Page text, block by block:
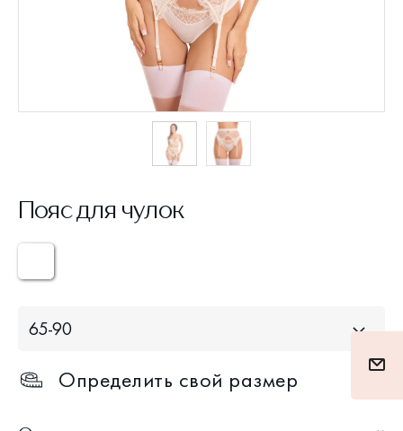
Пояс для чулок
65-90
Определить свой размер